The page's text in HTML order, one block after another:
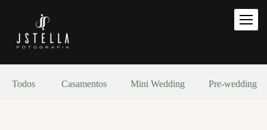
Todos Casamentos Mini Wedding Pre-wedding